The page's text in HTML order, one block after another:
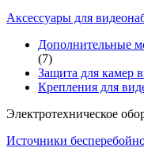
Аксессуары для
Дополнительные
(7)
Защита для камер
Крепления для
Электротехническое
Источники